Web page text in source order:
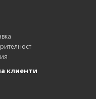
клиенти